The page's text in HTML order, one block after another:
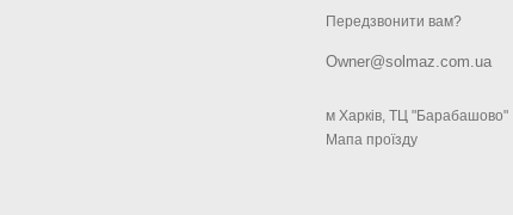
Передзвонити вам?
Owner@solmaz.com.ua
м Харків, ТЦ "Барабашово"
Мапа проїзду